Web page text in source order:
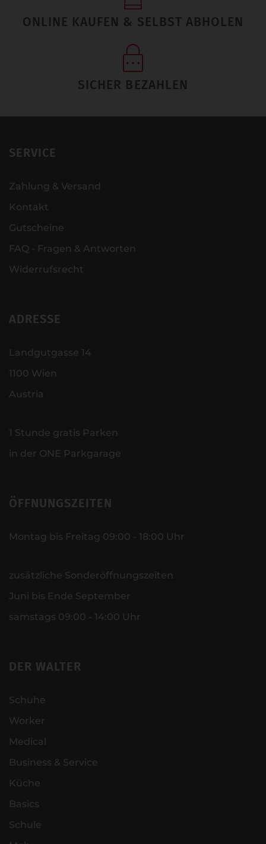
ONLINE KAUFEN & SELBST ABHOLEN
SICHER BEZAHLEN
SERVICE
Zahlung & Versand
Kontakt
Gutscheine
FAQ - Fragen & Antworten
Widerrufsrecht
ADRESSE
Landgutgasse 14
1100 Wien
Austria
1 Stunde gratis Parken
in der ONE Parkgarage
ÖFFNUNGSZEITEN
Montag bis Freitag 09:00 - 18:00 Uhr
zusätzliche Sonderöffnungszeiten
Juni bis Ende September
samstags 09:00 - 14:00 Uhr
DER WALTER
Schuhe
Worker
Medical
Business & Service
Küche
Basics
Schule